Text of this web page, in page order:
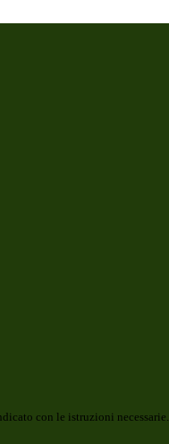
con le istruzioni necessarie.